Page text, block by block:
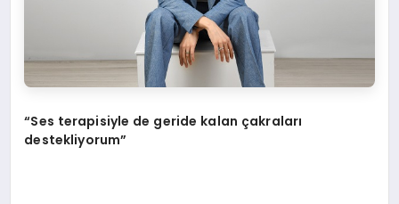
“Ses terapisiyle de geride kalan çakraları
destekliyorum”